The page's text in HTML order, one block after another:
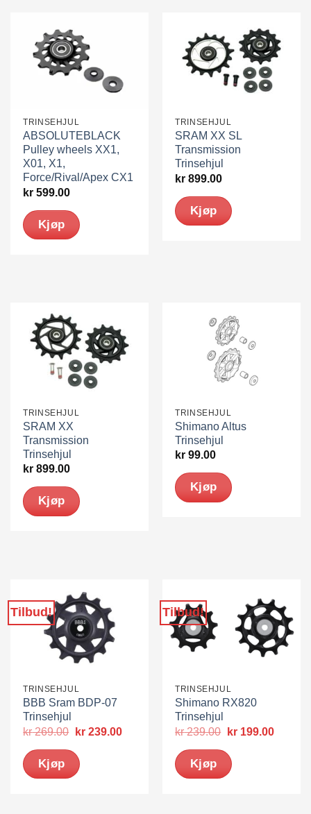
TRINSEHJUL
ABSOLUTEBLACK
Pulley wheels XX1,
X01, X1,
Force/Rival/Apex CX1
kr 599.00
Kjøp
TRINSEHJUL
SRAM XX SL
Transmission
Trinsehjul
kr 899.00
Kjøp
TRINSEHJUL
SRAM XX
Transmission
Trinsehjul
kr 899.00
Kjøp
TRINSEHJUL
Shimano Altus
Trinsehjul
kr 99.00
Kjøp
Tilbud!
TRINSEHJUL
BBB Sram BDP-07
Trinsehjul
kr269.00 Opprinnelig
var:
kr 269.00.
kr 239.00Nåværende
Kjøp
Tilbud!
TRINSEHJUL
Shimano RX820
Trinsehjul
kr239.00 Opprinnelig
var:
kr 239.00.
kr 199.00
Kjøp